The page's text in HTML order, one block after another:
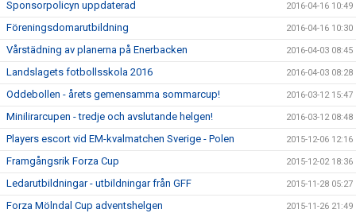
Sponsorpolicyn uppdaterad 2016-04-16 10:49
Föreningsdomarutbildning 2016-04-16 10:30
Vårstädning av planerna på Enerbacken 2016-04-03 08:45
Landslagets fotbollsskola 2016 2016-04-03 08:28
Oddebollen - årets gemensamma sommarcup! 2016-03-12 15:47
Minilirarcupen - tredje och avslutande helgen! 2016-03-12 08:48
Players escort vid EM-kvalmatchen Sverige - Polen 2015-12-06 12:16
Framgångsrik Forza Cup 2015-12-02 18:36
Ledarutbildningar - utbildningar från GFF 2015-11-28 05:27
Forza Mölndal Cup adventshelgen 2015-11-26 21:49